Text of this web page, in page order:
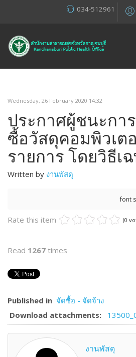
034-512961
Wednesday, 26 February 2020 14:32
ประกาศผู้ชนะกา
ซื้อวัสดุคอมพิวเต
รายการ โดยวิธีเ
Written by งานพัสดุ
font
Rate this item (0
Read 1267 times
Published in จัดซื้อ - จัดจ้าง
Download attachments:
งานพัสดุ